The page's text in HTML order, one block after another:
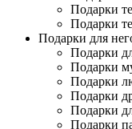
Подарки
Подарки
Подарки для
Подарки
Подарки
Подарки
Подарки
Подарки
Подарки